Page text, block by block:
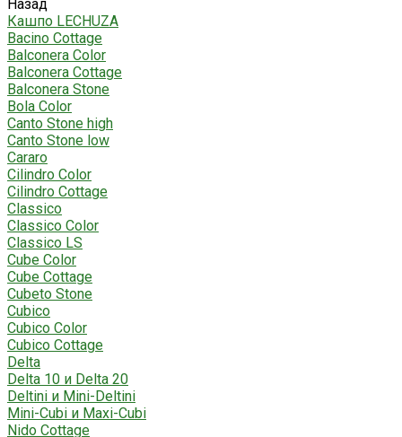
Назад
Кашпо LECHUZA
Bacino Cottage
Balconera Color
Balconera Cottage
Balconera Stone
Bola Color
Canto Stone high
Canto Stone low
Cararo
Cilindro Color
Cilindro Cottage
Classico
Classico Color
Classico LS
Cube Color
Cube Cottage
Cubeto Stone
Cubico
Cubico Color
Cubico Cottage
Delta
Delta 10 и Delta 20
Deltini и Mini-Deltini
Mini-Cubi и Maxi-Cubi
Nido Cottage